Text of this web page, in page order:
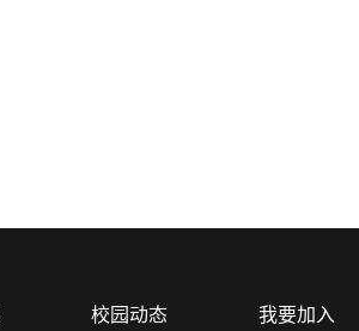
校园动态 我要加入